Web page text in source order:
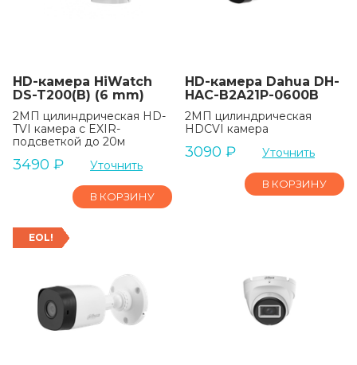
HD-камера HiWatch
DS-T200(B) (6 mm)
2МП цилиндрическая HD-
TVI камера с EXIR-
подсветкой до 20м
3490 ₽ Уточнить
В КОРЗИНУ
HD-камера Dahua DH-
HAC-B2A21P-0600B
2MП цилиндрическая
HDCVI камера
3090 ₽ Уточнить
В КОРЗИНУ
EOL!